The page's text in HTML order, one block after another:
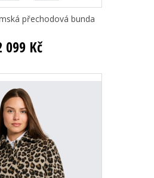
přechodová bunda
099 Kč